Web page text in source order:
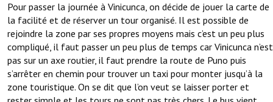
Pour passer la journée à Vinicunca, on décide de jouer la carte de
la facilité et de réserver un tour organisé. Il est possible de
rejoindre la zone par ses propres moyens mais c’est un peu plus
compliqué, il faut passer un peu plus de temps car Vinicunca n’est
pas sur un axe routier, il faut prendre la route de Puno puis
s’arrêter en chemin pour trouver un taxi pour monter jusqu’à la
zone touristique. On se dit que l’on veut se laisser porter et